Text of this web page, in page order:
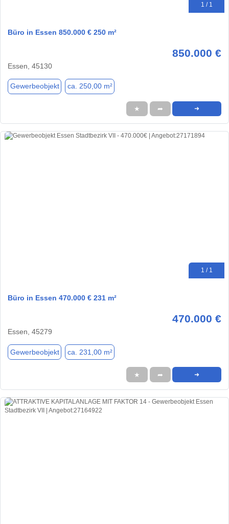
1 / 1
Büro in Essen 850.000 € 250 m²
850.000 €
Essen, 45130
Gewerbeobjekt ca. 250,00 m²
★ ➦ ➜
1 / 1
Büro in Essen 470.000 € 231 m²
470.000 €
Essen, 45279
Gewerbeobjekt ca. 231,00 m²
★ ➦ ➜